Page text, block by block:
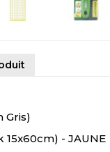
Gris)
15x60cm) - JAUNE